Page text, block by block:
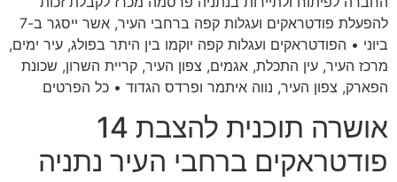
להפעלת פודטראקים ועגלות קפה ברחבי העיר, אשר ייסגר ב-7
ביוני • הפודטראקים ועגלות קפה יוקמו בין היתר בפולג, עיר ימים,
מרכז העיר, עין התכלת, אגמים, צפון העיר, קריית השרון, שכונת
הפארק, צפון העיר, נווה איתמר ופרדס הגדוד • כל הפרטים
אושרה תוכנית להצבת 14
פודטראקים ברחבי העיר נתניה